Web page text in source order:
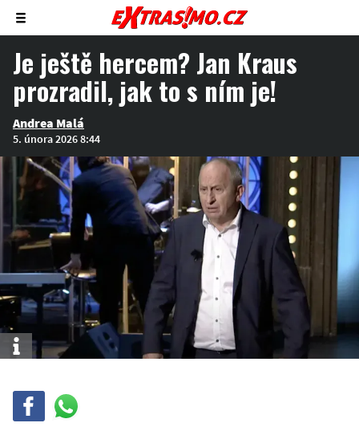
Zobrazit/skrýt
menu
Je ještě hercem? Jan Kraus
prozradil, jak to s ním je!
Andrea Malá
5. února 2026 8:44
Info
Sdílej